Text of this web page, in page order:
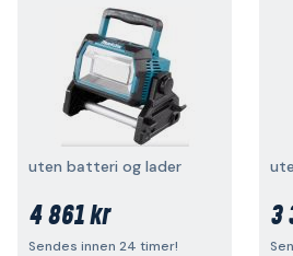
uten batteri og lader
4 861 kr
Sendes innen 24 timer!
3